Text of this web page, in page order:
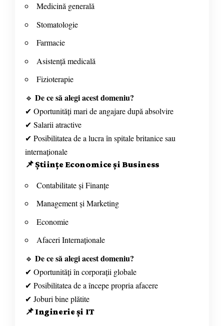
Medicină generală
Stomatologie
Farmacie
Asistență medicală
Fizioterapie
🔹 De ce să alegi acest domeniu?
✔ Oportunități mari de angajare după absolvire
✔ Salarii atractive
✔ Posibilitatea de a lucra în spitale britanice sau
internaționale
📌 Științe Economice și Business
Contabilitate și Finanțe
Management și Marketing
Economie
Afaceri Internaționale
🔹 De ce să alegi acest domeniu?
✔ Oportunități în corporații globale
✔ Posibilitatea de a începe propria afacere
✔ Joburi bine plătite
📌 Inginerie și IT